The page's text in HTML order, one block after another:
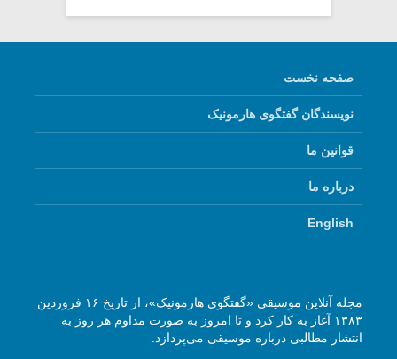
صفحه نخست
نویسندگان گفتگوی هارمونیک
قوانین ما
درباره ما
English
مجله آنلاین موسیقی «گفتگوی هارمونیک»، از تاریخ ۱۶ فروردین
۱۳۸۳ آغاز به کار کرد و تا امروز به صورت مداوم هر روز به
انتشار مطالبی درباره موسیقی می‌پردازد.